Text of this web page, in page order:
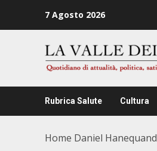
7 Agosto 2026
Rubrica Salute Cultura
Home Daniel Hanequand